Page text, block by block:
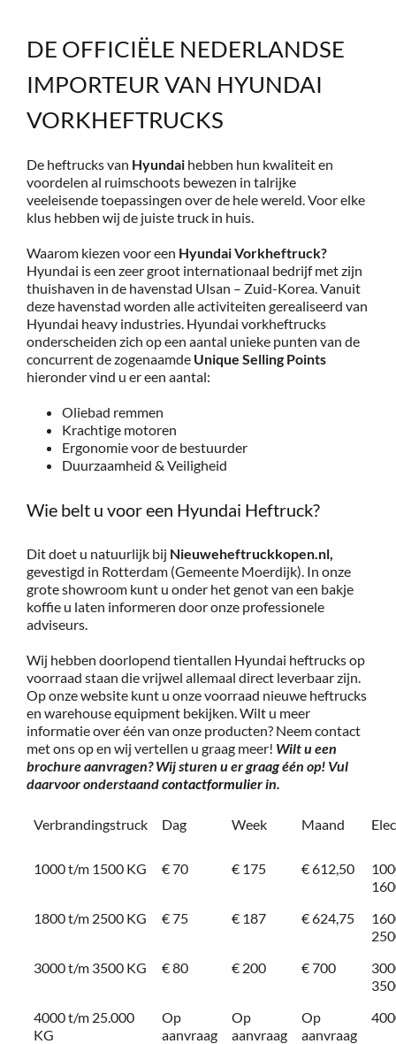
DE OFFICIËLE NEDERLANDSE
IMPORTEUR VAN HYUNDAI
VORKHEFTRUCKS
De heftrucks van Hyundaihebben hun kwaliteit en
voordelen al ruimschoots bewezen in talrijke
veeleisende toepassingen over de hele wereld. Voor elke
klus hebben wij de juiste truck in huis.
Waarom kiezen voor een Hyundai Vorkheftruck?
Hyundai is een zeer groot internationaal bedrijf met zijn
thuishaven in de havenstad Ulsan – Zuid-Korea. Vanuit
deze havenstad worden alle activiteiten gerealiseerd van
Hyundai heavy industries. Hyundai vorkheftrucks
onderscheiden zich op een aantal unieke punten van de
concurrent de zogenaamde Unique Selling Points
hieronder vind u er een aantal:
Oliebad remmen
Krachtige motoren
Ergonomie voor de bestuurder
Duurzaamheid & Veiligheid
Wie belt u voor een Hyundai Heftruck?
Dit doet u natuurlijk bij Nieuweheftruckkopen.nl,
gevestigd in Rotterdam (Gemeente Moerdijk). In onze
grote showroom kunt u onder het genot van een bakje
koffie u laten informeren door onze professionele
adviseurs.
Wij hebben doorlopend tientallen Hyundai heftrucks op
voorraad staan die vrijwel allemaal direct leverbaar zijn.
Op onze website kunt u onze voorraad nieuwe heftrucks
en warehouse equipment bekijken. Wilt u meer
informatie over één van onze producten? Neem contact
met ons op en wij vertellen u graag meer! Wilt u een
brochure aanvragen? Wij sturen u er graag één op! Vul
daarvoor onderstaandcontactformulierin.
Verbrandingstruck Dag Week Maand
1000 t/m 1500 KG € 70 € 175 € 612,50
1800 t/m 2500 KG
€ 75 € 187 € 624,75
3000 t/m 3500 KG
€ 80 € 200 € 700
4000 t/m 25.000
KG
Op
aanvraag
Op
aanvraag
Op
aanvraag